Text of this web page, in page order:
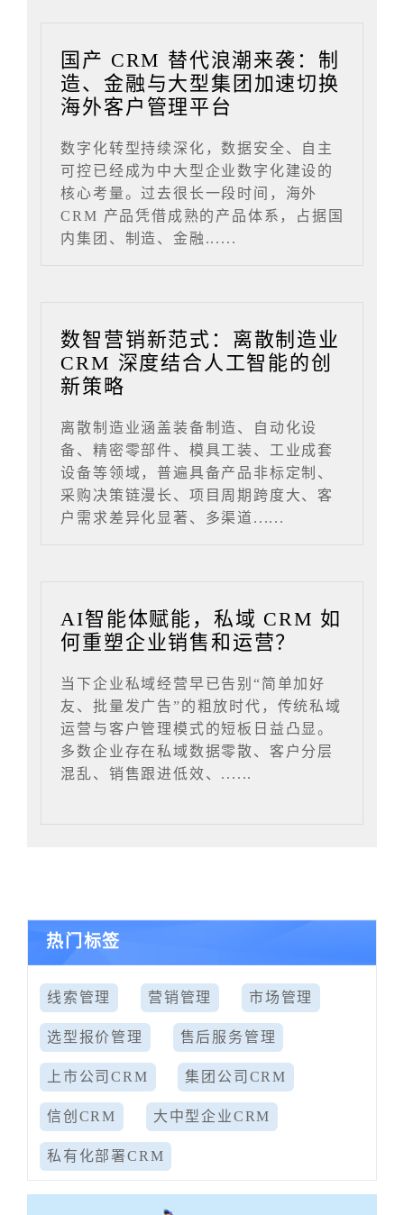
国产 CRM 替代浪潮来袭：制
造、金融与大型集团加速切换
海外客户管理平台
数字化转型持续深化，数据安全、自主
可控已经成为中大型企业数字化建设的
核心考量。过去很长一段时间，海外
CRM 产品凭借成熟的产品体系，占据国
内集团、制造、金融......
数智营销新范式：离散制造业
CRM 深度结合人工智能的创
新策略
离散制造业涵盖装备制造、自动化设
备、精密零部件、模具工装、工业成套
设备等领域，普遍具备产品非标定制、
采购决策链漫长、项目周期跨度大、客
户需求差异化显著、多渠道......
AI智能体赋能，私域 CRM 如
何重塑企业销售和运营？
当下企业私域经营早已告别“简单加好
友、批量发广告”的粗放时代，传统私域
运营与客户管理模式的短板日益凸显。
多数企业存在私域数据零散、客户分层
混乱、销售跟进低效、......
热门标签
线索管理 营销管理 市场管理
选型报价管理 售后服务管理
上市公司CRM 集团公司CRM
信创CRM 大中型企业CRM
私有化部署CRM